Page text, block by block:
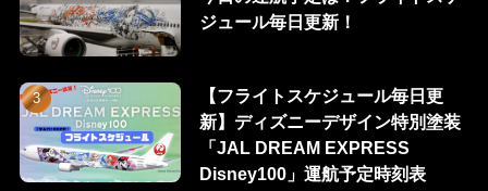
ジュール毎日更新！
【フライトスケジュール毎日更
新】ディズニーデザイン特別塗装
「JAL DREAM EXPRESS
Disney100」運航予定時刻表